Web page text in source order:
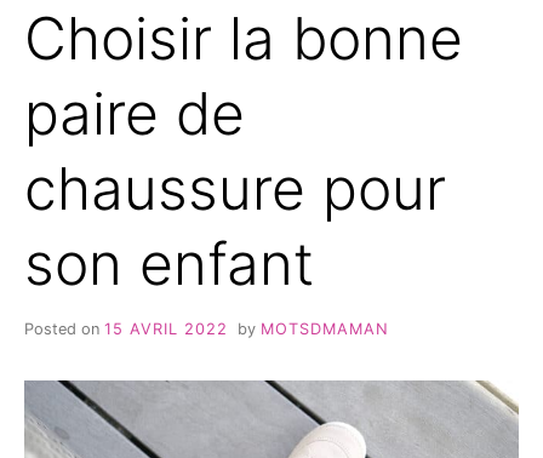
Choisir la bonne
paire de
chaussure pour
son enfant
Posted on 15 AVRIL 2022 by MOTSDMAMAN